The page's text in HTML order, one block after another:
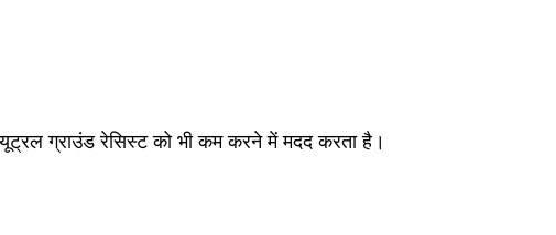
ग्राउंड रेसिस्ट को भी कम करने में मदद करता है।